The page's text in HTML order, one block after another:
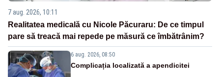
7 aug. 2026, 10:11
Realitatea medicală cu Nicole Păcuraru: De ce timpul
pare să treacă mai repede pe măsură ce îmbătrânim?
6 aug. 2026, 08:50
Complicația localizată a apendicitei